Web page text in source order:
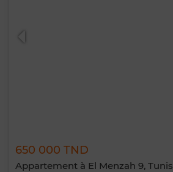
650 000 TND
Appartement à El Menzah 9, Tunis